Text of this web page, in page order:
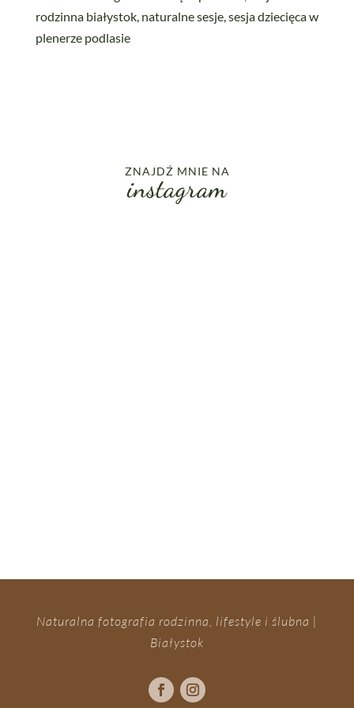
ZNAJDŹ MNIE NA
instagram
Naturalna fotografia rodzinna, lifestyle i ślubna |
Białystok